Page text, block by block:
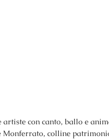
con canto, ballo e
Monferrato, colline